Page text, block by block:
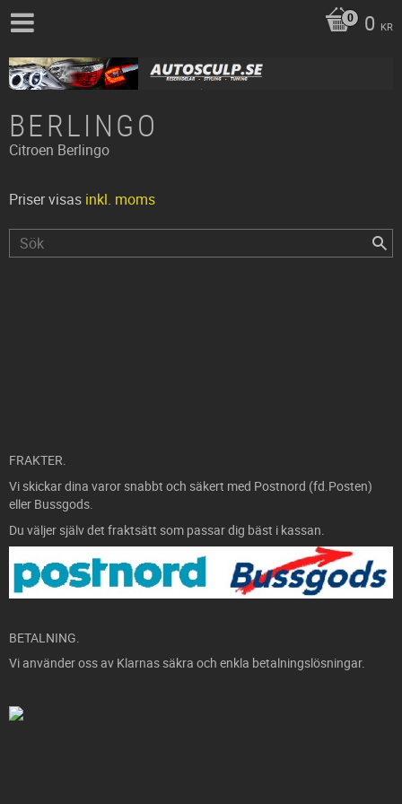
0 KR
BERLINGO
Citroen Berlingo
Priser visas inkl. moms
FRAKTER.
Vi skickar dina varor snabbt och säkert med Postnord (fd.Posten)
eller Bussgods.
Du väljer själv det fraktsätt som passar dig bäst i kassan.
BETALNING.
Vi använder oss av Klarnas säkra och enkla betalningslösningar.